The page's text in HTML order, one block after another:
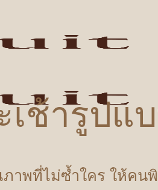
เช้ารูปแ
าพที่ไม่ซ้ำใคร ให้คน